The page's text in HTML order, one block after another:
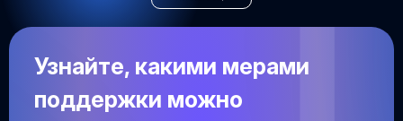
Узнайте, какими мерами
поддержки можно